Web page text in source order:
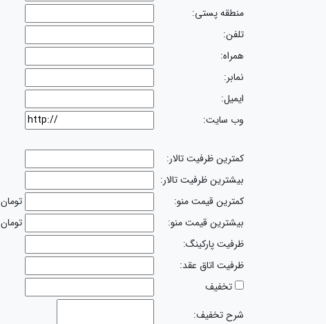
منطقه پستی:
تلفن:
همراه:
نمابر:
ایمیل:
وب سایت:
کمترین ظرفیت تالار:
بیشترین ظرفیت تالار:
کمترین قیمت منو:
تومان
بیشترین قیمت منو:
تومان
ظرفیت پارکینگ:
ظرفیت اتاق عقد:
تخفیف
شرح تخفیف: